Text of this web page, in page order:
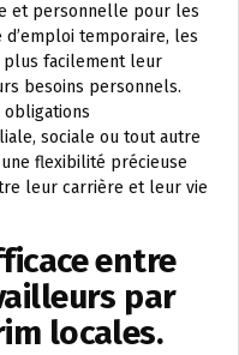
et personnelle pour les
temporaire, les
plus facilement leur
besoins personnels.
sociale ou tout autre
flexibilité précieuse
leur carrière et leur vie
entre
par
locales.